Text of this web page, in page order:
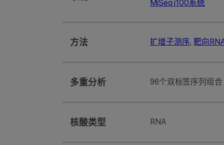
MiSeq i100系统
方法 扩增子测序,靶向
多重分析 96个双标签序列组合
核酸类型 RNA